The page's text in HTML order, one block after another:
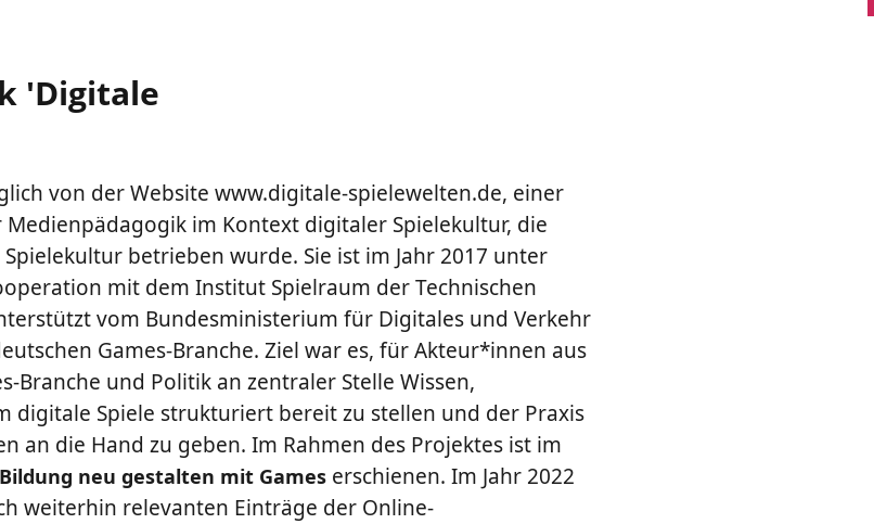
'Digitale
von der Website www.digitale-spielewelten.de, einer
im Kontext digitaler Spielekultur, die
betrieben wurde. Sie ist im Jahr 2017 unter
mit dem Institut Spielraum der Technischen
vom Bundesministerium für Digitales und Verkehr
Games-Branche. Ziel war es, für Akteur*innen aus
Branche und Politik an zentraler Stelle Wissen,
digitale Spiele strukturiert bereit zu stellen und der Praxis
an die Hand zu geben. Im Rahmen des Projektes ist im
Bildung neu gestalten mit Games erschienen. Im Jahr 2022
weiterhin relevanten Einträge der Online-